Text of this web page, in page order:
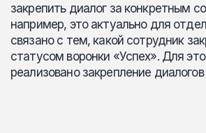
закрепить диалог за конкретным
например, это актуально для
связано с тем, какой сотрудник
статусом воронки «Успех». Для
реализовано закрепление